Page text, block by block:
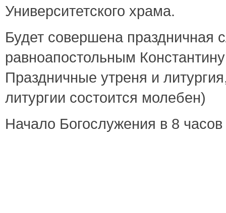
Университетского храма.
Будет совершена праздничная
равноапостольным
Праздничные утреня и
литургии состоится молебен)
Начало Богослужения в 8 часов